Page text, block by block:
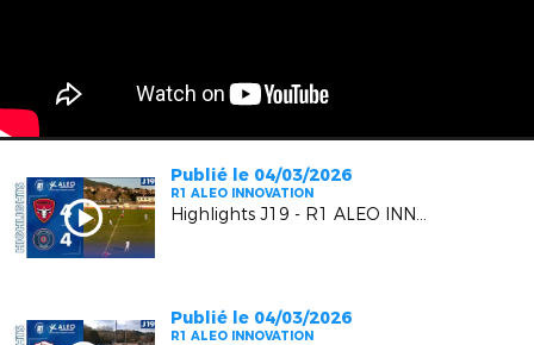
Publié le 04/03/2026
R1 ALEO INNOVATION
Highlights J19 - R1 ALEO INNOVATION | Six Fours Le Brusc VS RC Pays de Grasse 2
Publié le 04/03/2026
R1 ALEO INNOVATION